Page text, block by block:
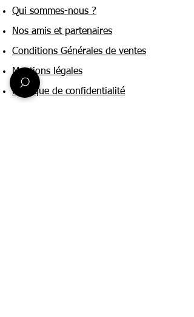
Qui sommes-nous ?
Nos amis et partenaires
Conditions Générales de ventes
Mentions légales
Politique de confidentialité